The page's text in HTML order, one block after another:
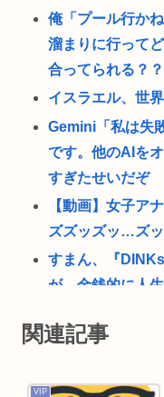
俺「プール行か
溜まりに行って
合ってられる？？
イスラエル、世
Gemini「私は失
です。他のAIを
すぎたせいだぞ
【動画】女子ア
ズズッズッ…ズ
すまん、『
が、金銭的に人
新NISA始めて11
(📞´ん`)「はい嫌
関連記事
VIP